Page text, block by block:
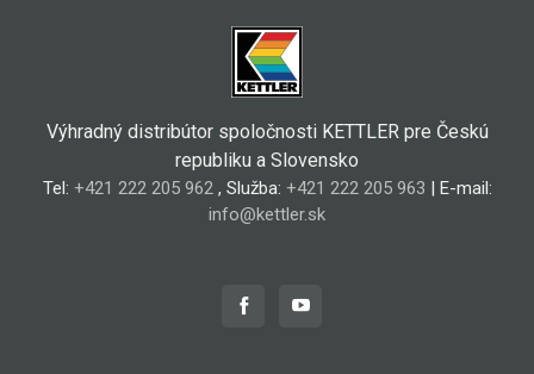
Výhradný distribútor spoločnosti KETTLER pre Českú
republiku a Slovensko
Tel: +421 222 205 962, Služba: +421 222 205 963 | E-mail:
info@kettler.sk